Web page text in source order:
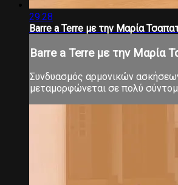
29:28
Barre a Terre με την Μαρία
Barre a Terre με την Μαρία
Συνδυασμός αρμονικών
μεταμορφώνεται σε πολύ